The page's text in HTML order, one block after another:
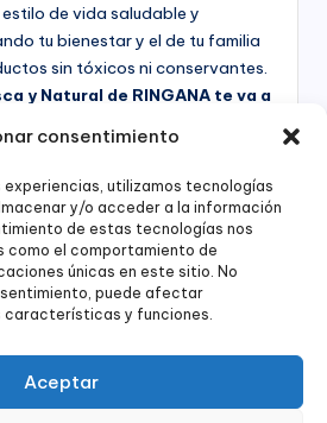
consentimiento
utilizamos tecnologías
y/o acceder a la información
de estas tecnologías nos
el comportamiento de
únicas en este sitio. No
puede afectar
y funciones.
Aceptar
de vida saludable y
tu bienestar y el de tu familia
sin tóxicos ni conservantes.
y Natural de RINGANA te va a
LOS PRODUCTOS
¿Hablamos?